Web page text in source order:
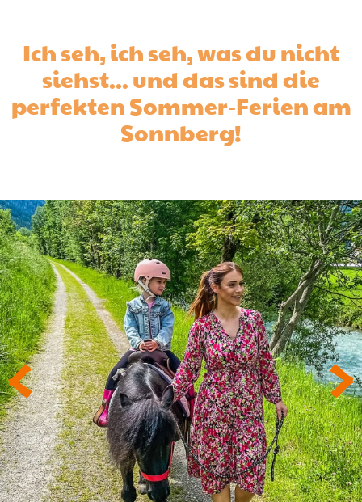
Ich seh, ich seh, was du nicht
siehst... und das sind die
perfekten Sommer-Ferien am
Sonnberg!